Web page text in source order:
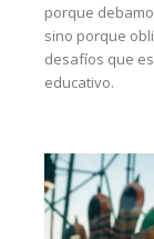
porque
sino porque
desafíos que
educativo.